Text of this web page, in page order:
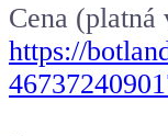
Cena
https://